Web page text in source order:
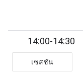
14:00-14:30
เซสชัน